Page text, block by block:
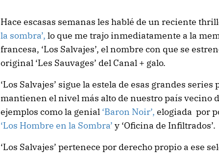
Hace escasas semanas les hablé de un reciente
la sombra’, lo que me trajo inmediatamente a la
francesa, ‘Los Salvajes’, el nombre con que se
original ‘Les Sauvages’ del Canal + galo.
‘Los Salvajes’ sigue la estela de esas grandes
mantienen el nivel más alto de nuestro país vecino
ejemplos como la genial ‘Baron Noir’, elogiada por
‘Los Hombre en la Sombra’ y ‘Oficina de Infiltrados’.
‘Los Salvajes’ pertenece por derecho propio a ese